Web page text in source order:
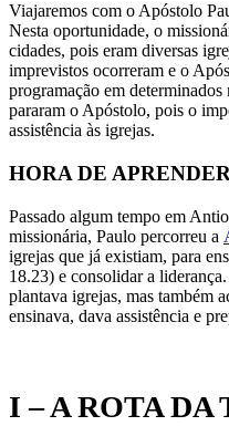
Viajaremos com o Apóstolo
Nesta oportunidade, o
cidades, pois eram diversas
imprevistos ocorreram e o
programação em
pararam o Apóstolo, pois o
assistência às igrejas.
HORA DE APRENDER
Passado algum tempo em
missionária, Paulo percorreu a
igrejas que já existiam, para
18.23) e consolidar a
plantava igrejas, mas também
ensinava, dava assistência e
I – A ROTA DA